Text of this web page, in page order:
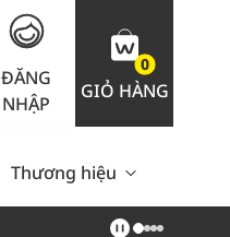
ĐĂNG
NHẬP
0
GIỎ HÀNG
Nam Giới Chăm Sóc
Thương hiệu